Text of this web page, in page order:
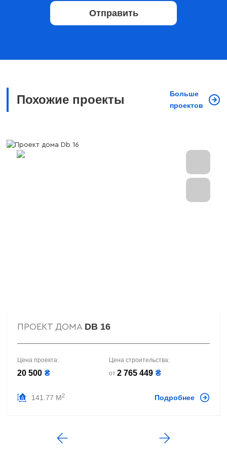
Отправить
Похожие проекты
Больше
проектов
ПРОЕКТ ДОМА DB 16
Цена проекта:
20 500 ₴
Цена строительства:
от 2 765 449 ₴
141.77 М2 Подробнее